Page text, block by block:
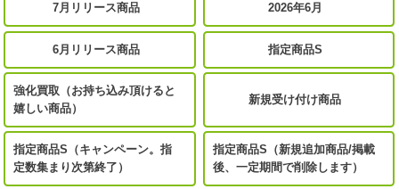
7月リリース商品 2026年6月
6月リリース商品 指定商品S
強化買取（お持ち込み頂けると
嬉しい商品）
新規受け付け商品
指定商品S（キャンペーン。指
定数集まり次第終了）
指定商品S（新規追加商品/掲載
後、一定期間で削除します）